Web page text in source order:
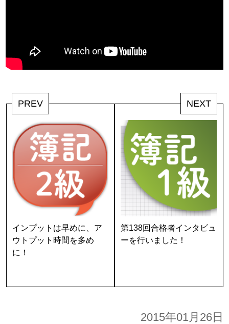
PREV
インプットは早めに、ア
ウトプット時間を多め
に！
NEXT
第138回合格者インタビュ
ーを行いました！
2015年01月26日